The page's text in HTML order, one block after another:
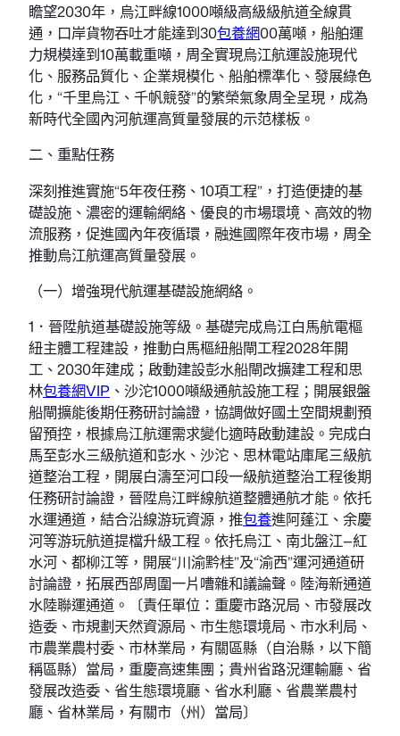
瞻望2030年，烏江畔線1000噸級高級級航道全線貫
通，口岸貨物吞吐才能達到30包養網00萬噸，船舶運
力規模達到10萬載重噸，周全實現烏江航運設施現代
化、服務品質化、企業規模化、船舶標準化、發展綠色
化，“千里烏江、千帆競發”的繁榮氣象周全呈現，成為
新時代全國內河航運高質量發展的示范樣板。
二、重點任務
深刻推進實施“5年夜任務、10項工程”，打造便捷的基
礎設施、濃密的運輸網絡、優良的市場環境、高效的物
流服務，促進國內年夜循環，融進國際年夜市場，周全
推動烏江航運高質量發展。
（一）增強現代航運基礎設施網絡。
1．晉陞航道基礎設施等級。基礎完成烏江白馬航電樞
紐主體工程建設，推動白馬樞紐船閘工程2028年開
工、2030年建成；啟動建設彭水船閘改擴建工程和思
林包養網VIP 、沙沱1000噸級通航設施工程；開展銀盤
船閘擴能後期任務研討論證，協調做好國土空間規劃預
留預控，根據烏江航運需求變化適時啟動建設。完成白
馬至彭水三級航道和彭水、沙沱、思林電站庫尾三級航
道整治工程，開展白濤至河口段一級航道整治工程後期
任務研討論證，晉陞烏江畔線航道整體通航才能。依托
水運通道，結合沿線游玩資源，推包養進阿蓬江、余慶
河等游玩航道提檔升級工程。依托烏江、南北盤江—紅
水河、都柳江等，開展“川渝黔桂”及“渝西”運河通道研
討論證，拓展西部周圍一片嘈雜和議論聲。陸海新通道
水陸聯運通道。〔責任單位：重慶市路況局、市發展改
造委、市規劃天然資源局、市生態環境局、市水利局、
市農業農村委、市林業局，有關區縣（自治縣，以下簡
稱區縣）當局，重慶高速集團；貴州省路況運輸廳、省
發展改造委、省生態環境廳、省水利廳、省農業農村
廳、省林業局，有關市（州）當局〕